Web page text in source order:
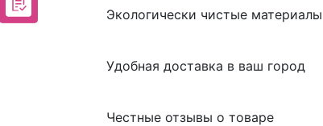
Экологически чистые материалы
Удобная доставка в ваш город
Честные отзывы о товаре